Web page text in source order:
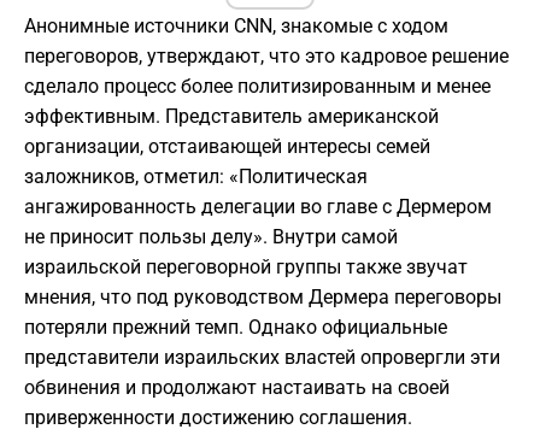
Анонимные источники CNN, знакомые с ходом
переговоров, утверждают, что это кадровое решение
сделало процесс более политизированным и менее
эффективным. Представитель американской
организации, отстаивающей интересы семей
заложников, отметил: «Политическая
ангажированность делегации во главе с Дермером
не приносит пользы делу». Внутри самой
израильской переговорной группы также звучат
мнения, что под руководством Дермера переговоры
потеряли прежний темп. Однако официальные
представители израильских властей опровергли эти
обвинения и продолжают настаивать на своей
приверженности достижению соглашения.